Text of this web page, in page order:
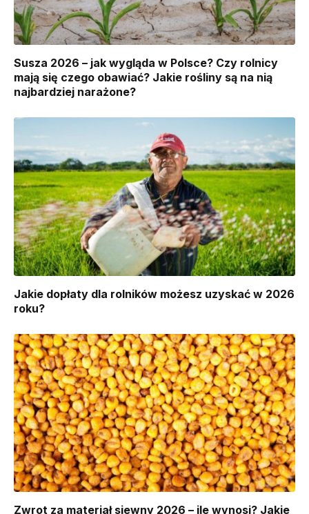
Susza 2026 – jak wygląda w Polsce? Czy rolnicy
mają się czego obawiać? Jakie rośliny są na nią
najbardziej narażone?
Jakie dopłaty dla rolników możesz uzyskać w 2026
roku?
Zwrot za materiał siewny 2026 – ile wynosi? Jakie